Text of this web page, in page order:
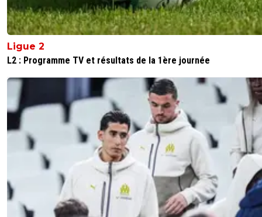
Ligue 2
L2 : Programme TV et résultats de la 1ère journée